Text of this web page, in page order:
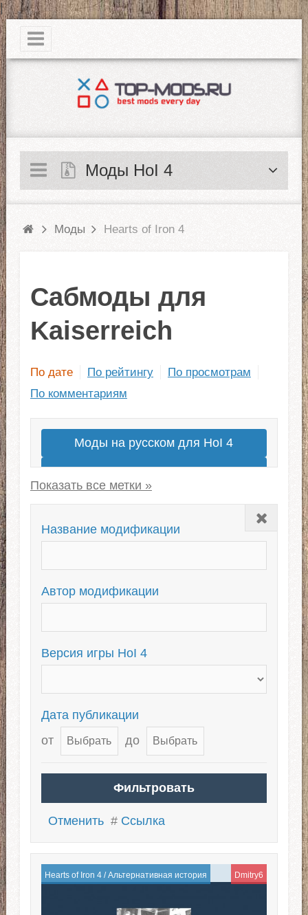
|
Моды HoI 4
Моды Hearts of Iron 4
Сабмоды для
Kaiserreich
По дате По рейтингу
По просмотрам
По комментариям
Моды на русском для HoI 4
Моды на современность
Сабмоды для OWB
The Road to 56
Закрыть
Название модификации
Автор модификации
Версия игры HoI 4
Дата публикации
от
до
Отменить # Ссылка
Hearts of Iron 4/Альтернативная история Dmitry6